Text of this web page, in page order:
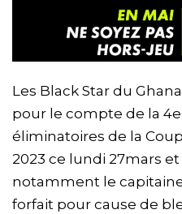
Les Black Star du
pour le compte de la
éliminatoires de la
2023 ce lundi 27mars
notamment le
forfait pour cause de